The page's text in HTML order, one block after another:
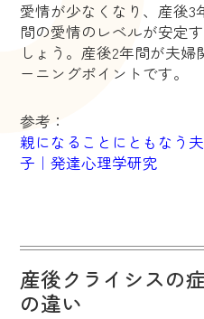
愛情が少なくなり、産後
間の愛情のレベルが安定
しょう。産後2年間が夫
ーニングポイントです。
参考：
親になることにともなう
子｜発達心理学研究
産後クライシスの
の違い